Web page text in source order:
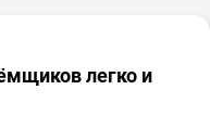
легко и